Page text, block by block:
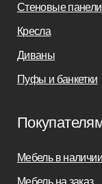
sofas-